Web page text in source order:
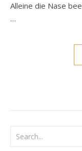
Alleine die Nase
…